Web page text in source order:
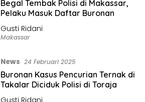
Begal Tembak Polisi di Makassar,
Pelaku Masuk Daftar Buronan
Gusti Ridani
Makassar
News 24 Februari 2025
Buronan Kasus Pencurian Ternak di
Takalar Diciduk Polisi di Toraja
Gusti Ridani